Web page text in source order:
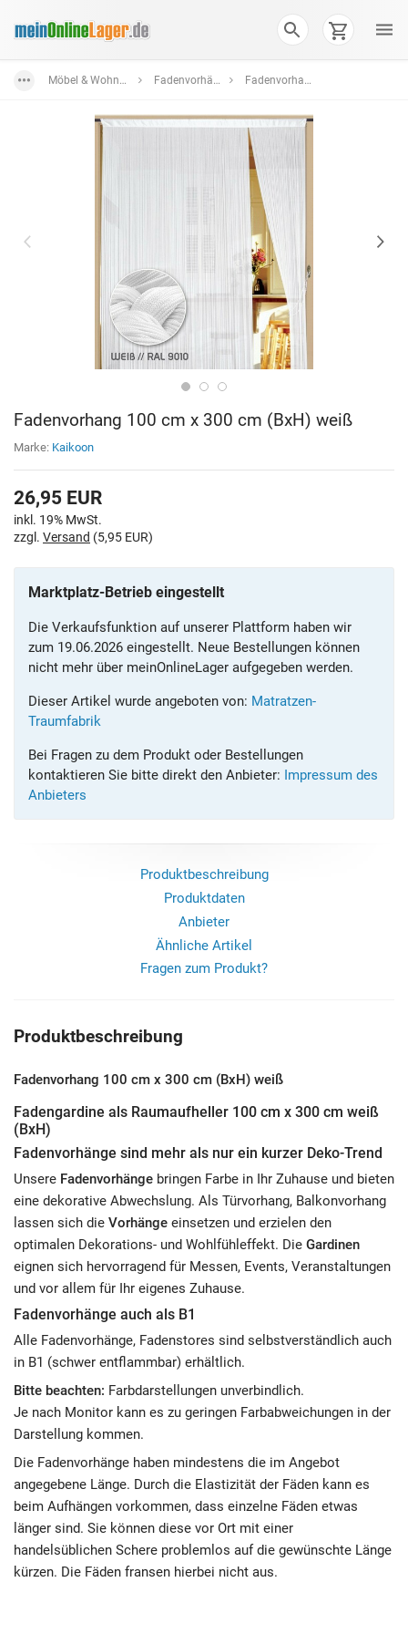
Möbel & Wohnen Fadenvorhänge Fadenvorhang bis 1 m
Fadenvorhang 100 cm x 300 cm (BxH) weiß
Marke: Kaikoon
26,95 EUR
inkl. 19% MwSt.
zzgl. Versand (5,95 EUR)
Marktplatz-Betrieb eingestellt
Die Verkaufsfunktion auf unserer Plattform haben wir
zum 19.06.2026 eingestellt. Neue Bestellungen können
nicht mehr über meinOnlineLager aufgegeben werden.
Dieser Artikel wurde angeboten von: Matratzen-
Traumfabrik
Bei Fragen zu dem Produkt oder Bestellungen
kontaktieren Sie bitte direkt den Anbieter: Impressum des
Anbieters
Produktbeschreibung
Produktdaten
Anbieter
Ähnliche Artikel
Fragen zum Produkt?
Produktbeschreibung
Fadenvorhang 100 cm x 300 cm (BxH) weiß
Fadengardine als Raumaufheller 100 cm x 300 cm weiß
(BxH)
Fadenvorhänge sind mehr als nur ein kurzer Deko-Trend
Unsere Fadenvorhänge bringen Farbe in Ihr Zuhause und bieten
eine dekorative Abwechslung. Als Türvorhang, Balkonvorhang
lassen sich die Vorhänge einsetzen und erzielen den
optimalen Dekorations- und Wohlfühleffekt. Die Gardinen
eignen sich hervorragend für Messen, Events, Veranstaltungen
und vor allem für Ihr eigenes Zuhause.
Fadenvorhänge auch als B1
Alle Fadenvorhänge, Fadenstores sind selbstverständlich auch
in B1 (schwer entflammbar) erhältlich.
Bitte beachten: Farbdarstellungen unverbindlich.
Je nach Monitor kann es zu geringen Farbabweichungen in der
Darstellung kommen.
Die Fadenvorhänge haben mindestens die im Angebot
angegebene Länge. Durch die Elastizität der Fäden kann es
beim Aufhängen vorkommen, dass einzelne Fäden etwas
länger sind. Sie können diese vor Ort mit einer
handelsüblichen Schere problemlos auf die gewünschte Länge
kürzen. Die Fäden fransen hierbei nicht aus.